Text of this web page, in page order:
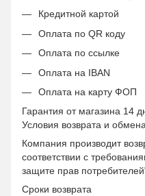
Кредитной картой
Оплата по QR коду
Оплата по ссылке
Оплата на IBAN
Оплата на карту ФОП
Гарантия от магазина 14
Условия возврата и
Компания производит
соответствии с
защите прав
Сроки возврата